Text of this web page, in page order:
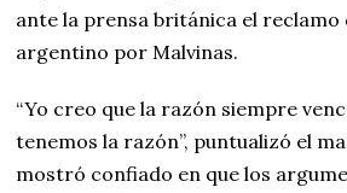
ante la prensa británica el reclamo
argentino por Malvinas.
“Yo creo que la razón siempre
tenemos la razón”, puntualizó el
mostró confiado en que los